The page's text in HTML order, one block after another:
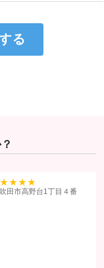
ません。
シーに準拠して提供さ
の利用企業・団体等
ビスをご利用になる方
を尊重し、ユーザーの
うものとします。
39
吹田市高野台1丁目４番